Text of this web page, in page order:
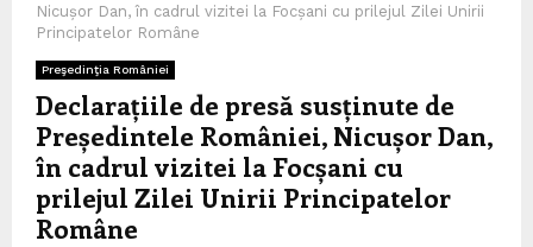
Nicușor Dan, în cadrul vizitei la Focșani cu prilejul Zilei Unirii
Principatelor Române
Preşedinţia României
Declarațiile de presă susținute de
Președintele României, Nicușor Dan,
în cadrul vizitei la Focșani cu
prilejul Zilei Unirii Principatelor
Române